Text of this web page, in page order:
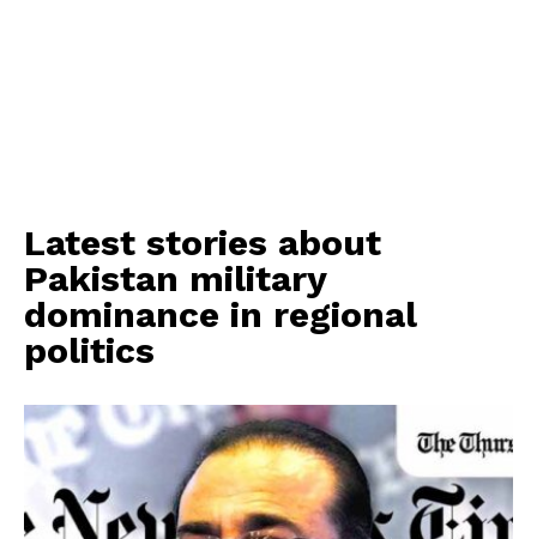
Latest stories about
Pakistan military
dominance in regional
politics